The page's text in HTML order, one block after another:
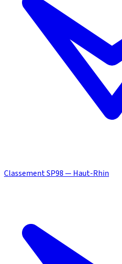
Classement SP98 — Haut-Rhin